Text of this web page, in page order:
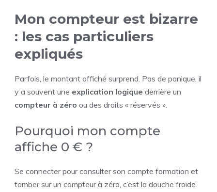
Mon compteur est bizarre
: les cas particuliers
expliqués
Parfois, le montant affiché surprend. Pas de panique, il
y a souvent une explication logique derrière un
compteur à zéro ou des droits « réservés ».
Pourquoi mon compte
affiche 0 € ?
Se connecter pour consulter son compte formation et
tomber sur un compteur à zéro, c’est la douche froide.